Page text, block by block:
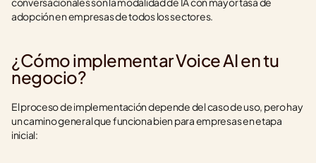
adopción en empresas de todos los sectores.
¿Cómo implementar Voice AI en tu
negocio?
El proceso de implementación depende del caso de uso, pero hay
un camino general que funciona bien para empresas en etapa
inicial: